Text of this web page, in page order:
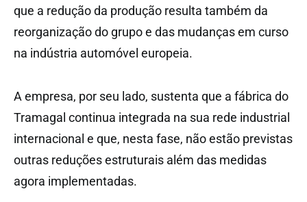
que a redução da produção resulta também da
reorganização do grupo e das mudanças em curso
na indústria automóvel europeia.
A empresa, por seu lado, sustenta que a fábrica do
Tramagal continua integrada na sua rede industrial
internacional e que, nesta fase, não estão previstas
outras reduções estruturais além das medidas
agora implementadas.